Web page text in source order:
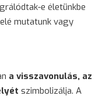
e életünkbe
mutatunk vagy
a visszavonulás, az
szimbolizálja. A